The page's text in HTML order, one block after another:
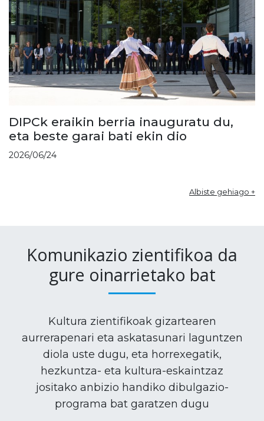
DIPCk eraikin berria inauguratu du,
eta beste garai bati ekin dio
2026/06/24
Albiste gehiago +
Komunikazio zientifikoa da
gure oinarrietako bat
Kultura zientifikoak gizartearen
aurrerapenari eta askatasunari laguntzen
diola uste dugu, eta horrexegatik,
hezkuntza- eta kultura-eskaintzaz
jositako anbizio handiko dibulgazio-
programa bat garatzen dugu